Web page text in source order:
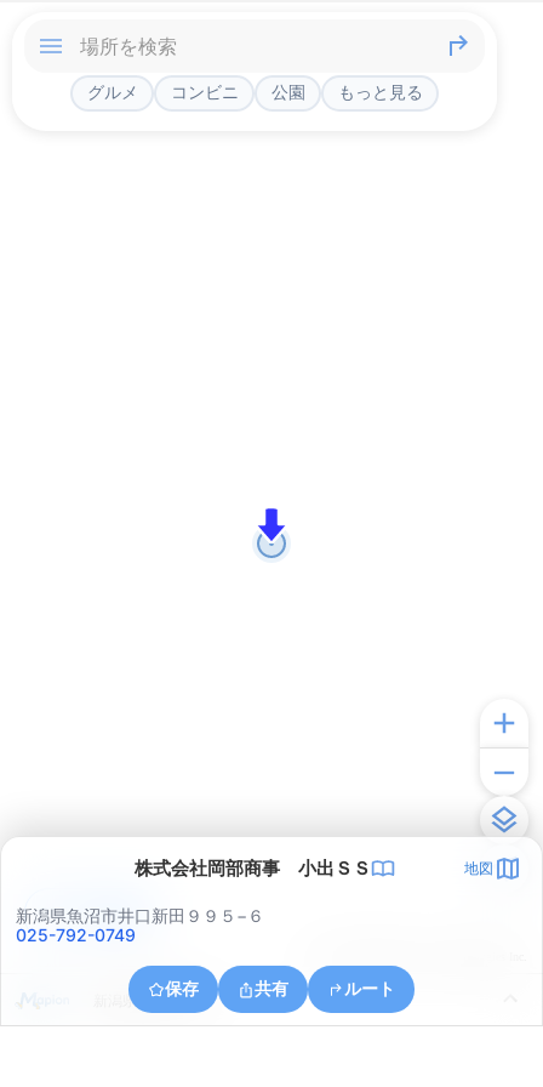
グルメ コンビニ 公園 もっと見る
株式会社岡部商事 小出ＳＳ 地図
新潟県魚沼市井口新田９９５−６
025-792-0749
保存 共有 ルート
新潟県魚沼市中島
アプリで見る